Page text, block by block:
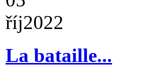
říj2022
La bataille...